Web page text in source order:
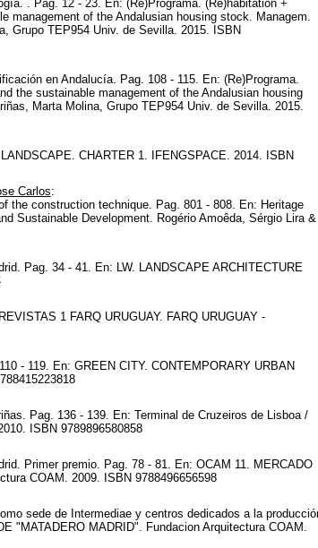
. Pag. 12 - 23. En: (Re)Programa. (Re)habitation +
management of the Andalusian housing stock. Managem.
Grupo TEP954 Univ. de Sevilla. 2015. ISBN
en Andalucía. Pag. 108 - 115. En: (Re)Programa.
the sustainable management of the Andalusian housing
Marta Molina, Grupo TEP954 Univ. de Sevilla. 2015.
CHARTER 1. IFENGSPACE. 2014. ISBN
Carlos:
the construction technique. Pag. 801 - 808. En: Heritage
Sustainable Development. Rogério Amoêda, Sérgio Lira &
Pag. 34 - 41. En: LW. LANDSCAPE ARCHITECTURE
1 FARQ URUGUAY. FARQ URUGUAY -
- 119. En: GREEN CITY. CONTEMPORARY URBAN
Pag. 136 - 139. En: Terminal de Cruzeiros de Lisboa /
ISBN 9789896580858
Primer premio. Pag. 78 - 81. En: OCAM 11. MERCADO
COAM. 2009. ISBN 9788496656598
sede de Intermediae y centros dedicados a la
"MATADERO MADRID". Fundacion Arquitectura COAM.